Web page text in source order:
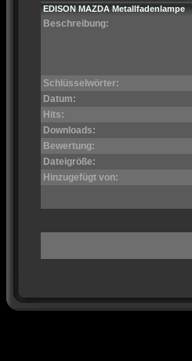
EDISON MAZDA Metallfadenlampe
Beschreibung:
Schlüsselwörter:
Datum:
Hits:
Downloads:
Bewertung:
Dateigröße:
Hinzugefügt von: